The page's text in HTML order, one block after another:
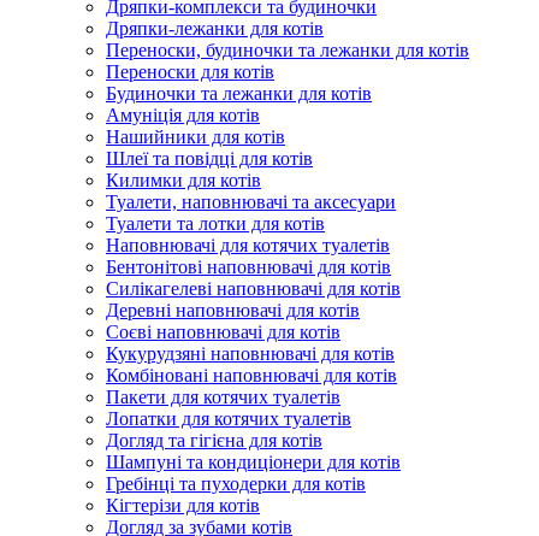
Дряпки-комплекси та будиночки
Дряпки-лежанки для котів
Переноски, будиночки та лежанки для котів
Переноски для котів
Будиночки та лежанки для котів
Амуніція для котів
Нашийники для котів
Шлеї та повідці для котів
Килимки для котів
Туалети, наповнювачі та аксесуари
Туалети та лотки для котів
Наповнювачі для котячих туалетів
Бентонітові наповнювачі для котів
Силікагелеві наповнювачі для котів
Деревні наповнювачі для котів
Соєві наповнювачі для котів
Кукурудзяні наповнювачі для котів
Комбіновані наповнювачі для котів
Пакети для котячих туалетів
Лопатки для котячих туалетів
Догляд та гігієна для котів
Шампуні та кондиціонери для котів
Гребінці та пуходерки для котів
Кігтерізи для котів
Догляд за зубами котів